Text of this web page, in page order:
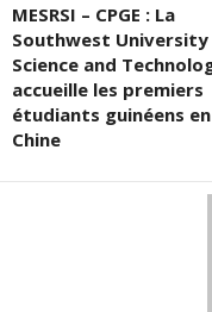
MESRSI – CPGE : La
Southwest
Science and
accueille les premiers
étudiants guinéens en
Chine